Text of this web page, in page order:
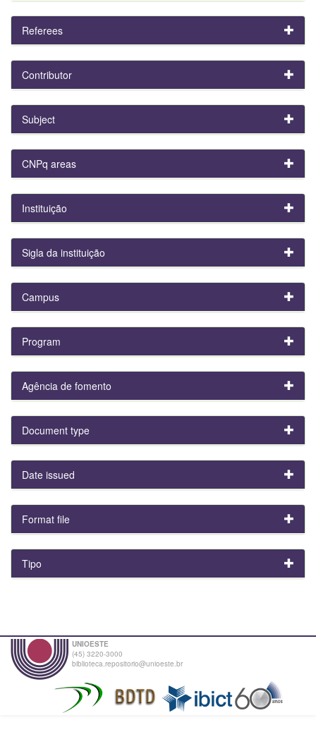
Referees
Contributor
Subject
CNPq areas
Instituição
Sigla da instituição
Campus
Program
Agência de fomento
Document type
Date issued
Format file
Tipo
UNIOESTE
(45) 3220-3000
biblioteca.repositorio@unioeste.br